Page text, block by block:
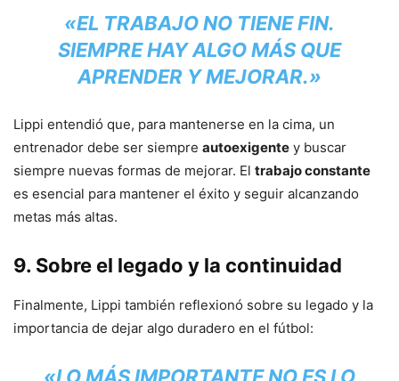
«EL TRABAJO NO TIENE FIN.
SIEMPRE HAY ALGO MÁS QUE
APRENDER Y MEJORAR.»
Lippi entendió que, para mantenerse en la cima, un
entrenador debe ser siempre autoexigente y buscar
siempre nuevas formas de mejorar. El trabajo constante
es esencial para mantener el éxito y seguir alcanzando
metas más altas.
9. Sobre el legado y la continuidad
Finalmente, Lippi también reflexionó sobre su legado y la
importancia de dejar algo duradero en el fútbol: